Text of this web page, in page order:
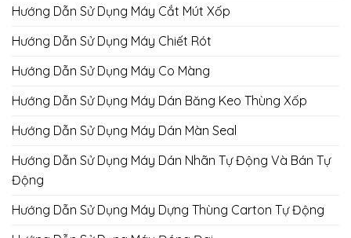
Hướng Dẫn Sử Dụng Máy Cắt Mút Xốp
Hướng Dẫn Sử Dụng Máy Chiết Rót
Hướng Dẫn Sử Dụng Máy Co Màng
Hướng Dẫn Sử Dụng Máy Dán Băng Keo Thùng Xốp
Hướng Dẫn Sử Dụng Máy Dán Màn Seal
Hướng Dẫn Sử Dụng Máy Dán Nhãn Tự Động Và Bán Tự
Động
Hướng Dẫn Sử Dụng Máy Dựng Thùng Carton Tự Động